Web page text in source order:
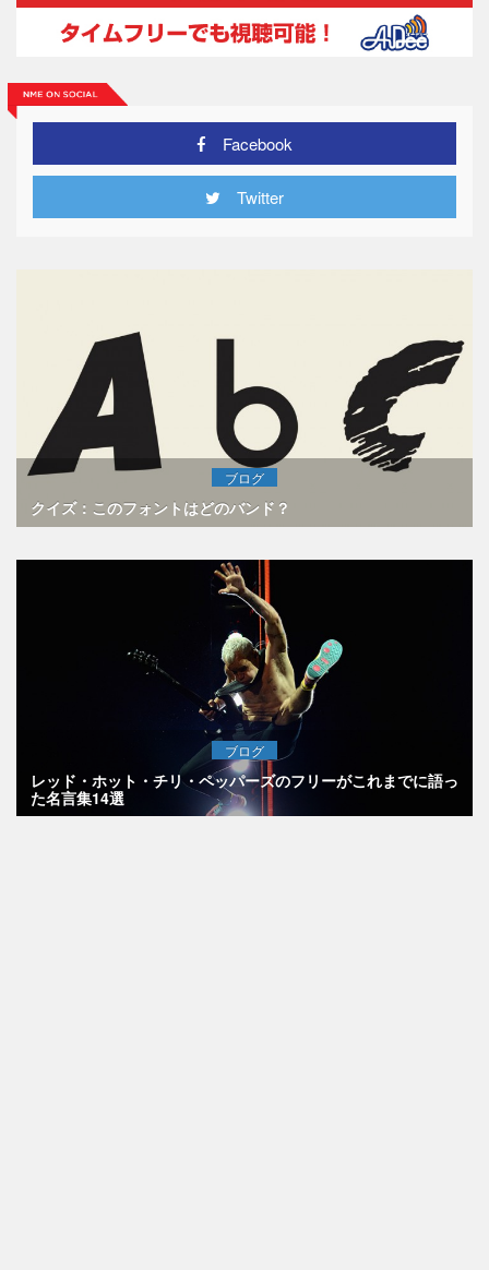
Facebook
Twitter
ブログ
クイズ：このフォントはどのバンド？
ブログ
レッド・ホット・チリ・ペッパーズのフリーがこれまでに語っ
た名言集14選